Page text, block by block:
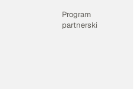
Program
partnerski